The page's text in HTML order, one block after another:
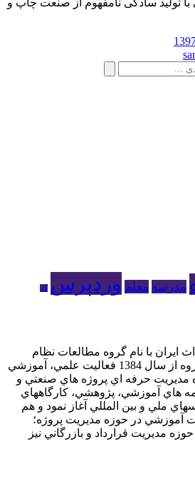
تولید سادگی نامفهوم از صنعت چاپ و
مدرسه معلم وردپرس کد
با نام گروه مطالعات نظام
پيمانکاري آشناست. اين گروه از سال 1384 فعاليت علمي، آموزشي
مديريت حرفه اي پروژه هاي صنعتي و
هاي آموزشي، پژوهشي، کارگاه­هاي
ملي و بين­ المللي آغاز نمود و هم
آموزشي در حوزه مديريت پروژه؛
مديريت قرارداد و بازرگاني نيز